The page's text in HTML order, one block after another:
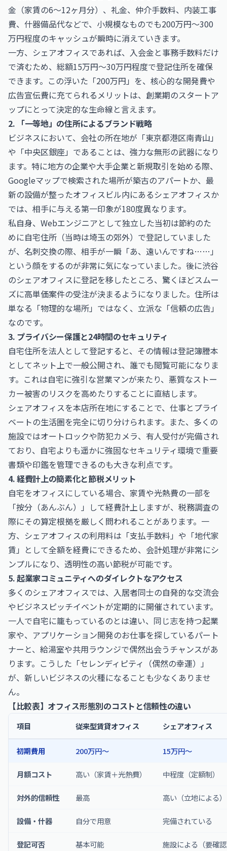
金（家賃の6〜12ヶ月分）、礼金、仲介手数料、内装工事
費、什器備品代などで、小規模なものでも200万円〜300
万円程度のキャッシュが瞬時に消えていきます。
一方、シェアオフィスであれば、入会金と事務手数料だけ
で済むため、総額15万円〜30万円程度で登記住所を確保
できます。この浮いた「200万円」を、核心的な開発費や
広告宣伝費に充てられるメリットは、創業期のスタートア
ップにとって決定的な生命線と言えます。
2. 「一等地」の住所によるブランド戦略
ビジネスにおいて、会社の所在地が「東京都港区南青山」
や「中央区銀座」であることは、強力な無形の武器になり
ます。特に地方の企業や大手企業と新規取引を始める際、
Googleマップで検索された場所が築古のアパートか、最
新の設備が整ったオフィスビル内にあるシェアオフィスか
では、相手に与える第一印象が180度異なります。
私自身、Webエンジニアとして独立した当初は節約のた
めに自宅住所（当時は埼玉の郊外）で登記していました
が、名刺交換の際、相手が一瞬「あ、遠いんですね……」
という顔をするのが非常に気になっていました。後に渋谷
のシェアオフィスに登記を移したところ、驚くほどスムー
ズに高単価案件の受注が決まるようになりました。住所は
単なる「物理的な場所」ではなく、立派な「信頼の広告」
なのです。
3. プライバシー保護と24時間のセキュリティ
自宅住所を法人として登記すると、その情報は登記簿謄本
としてネット上で一般公開され、誰でも閲覧可能になりま
す。これは自宅に強引な営業マンが来たり、悪質なストー
カー被害のリスクを高めたりすることに直結します。
シェアオフィスを本店所在地にすることで、仕事とプライ
ベートの生活圏を完全に切り分けられます。また、多くの
施設ではオートロックや防犯カメラ、有人受付が完備され
ており、自宅よりも遥かに強固なセキュリティ環境で重要
書類や印鑑を管理できるのも大きな利点です。
4. 経費計上の簡素化と節税メリット
自宅をオフィスにしている場合、家賃や光熱費の一部を
「按分（あんぶん）」して経費計上しますが、税務調査の
際にその算定根拠を厳しく問われることがあります。一
方、シェアオフィスの利用料は「支払手数料」や「地代家
賃」として全額を経費にできるため、会計処理が非常にシ
ンプルになり、透明性の高い節税が可能です。
5. 起業家コミュニティへのダイレクトなアクセス
多くのシェアオフィスでは、入居者同士の自発的な交流会
やビジネスピッチイベントが定期的に開催されています。
一人で自宅に籠もっているのとは違い、同じ志を持つ起業
家や、 アプリケーション開発のお仕事を探しているパート
ナーと、給湯室や共用ラウンジで偶然出会うチャンスがあ
ります。こうした「セレンディピティ（偶然の幸運）」
が、新しいビジネスの火種になることも少なくありませ
ん。
【比較表】オフィス形態別のコストと信頼性の違い
項目 従来型賃貸オフィス シェアオフィス
初期費用 200万円〜 15万円〜
月額コスト 高い（家賃＋光熱費） 中程度（定額制）
対外的信頼性 最高 高い（立地による）
設備・什器 自分で用意 完備されている
登記可否 基本可能 施設による（要確